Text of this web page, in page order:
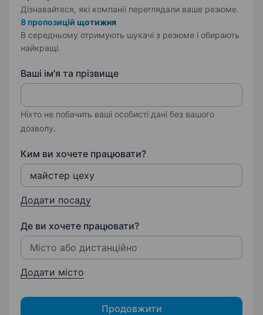
Дізнавайтеся, які компанії переглядали ваше резюме.
8 пропозицій щотижня
В середньому отримують шукачі з резюме і обирають
найкращі.
Ваші ім'я та прізвище
Ніхто не побачить ваші особисті дані без вашого
дозволу.
Ким ви хочете працювати?
Додати посаду
Де ви хочете працювати?
Додати місто
Продовжити